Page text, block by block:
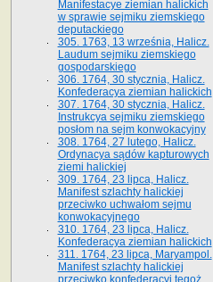
Manifestacye ziemian halickich
w sprawie sejmiku ziemskiego
deputackiego
305. 1763, 13 września, Halicz.
Laudum sejmiku ziemskiego
gospodarskiego
306. 1764, 30 stycznia, Halicz.
Konfederacya ziemian halickich
307. 1764, 30 stycznia, Halicz.
Instrukcya sejmiku ziemskiego
posłom na sejm konwokacyjny
308. 1764, 27 lutego, Halicz.
Ordynacya sądów kapturowych
ziemi halickiej
309. 1764, 23 lipca, Halicz.
Manifest szlachty halickiej
przeciwko uchwałom sejmu
konwokacyjnego
310. 1764, 23 lipca, Halicz.
Konfederacya ziemian halickich
311. 1764, 23 lipca, Maryampol.
Manifest szlachty halickiej
przeciwko konfederacyi tegoż